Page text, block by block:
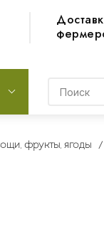
фрукты, ягоды